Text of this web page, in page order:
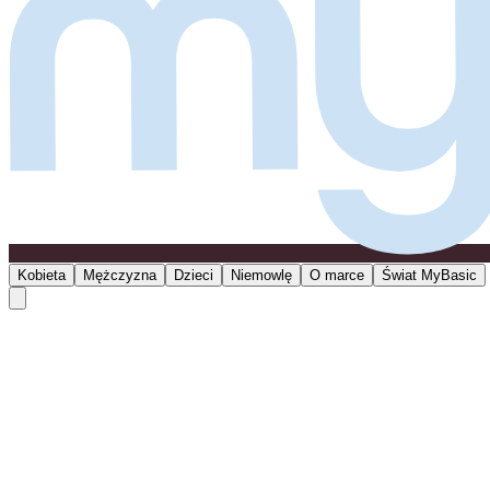
Kobieta Mężczyzna Dzieci Niemowlę O marce Świat MyBasic